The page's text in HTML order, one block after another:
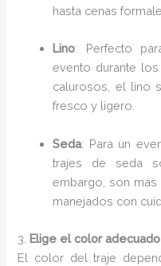
hasta cenas
Lino: Perfecto
evento durante
calurosos, el lino
fresco y ligero.
Seda: Para un
trajes de seda
embargo, son
manejados con
3. Elige el color adecuado
El color del traje